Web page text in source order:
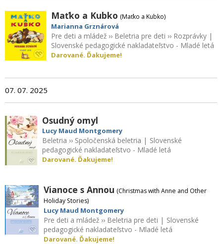
Maťko a Kubko (Maťko a Kubko)
Marianna Grznárová
Pre deti a mládež›› Beletria pre deti ›› Rozprávky|
Slovenské pedagogické nakladateľstvo - Mladé letá
Darované. Ďakujeme!
07. 07. 2025
Osudný omyl
Lucy Maud Montgomery
Beletria ›› Spoločenská beletria | Slovenské
pedagogické nakladateľstvo - Mladé letá
Darované. Ďakujeme!
Vianoce s Annou (Christmas with Anne and Other
Holiday Stories)
Lucy Maud Montgomery
Pre deti a mládež ›› Beletria pre deti | Slovenské
pedagogické nakladateľstvo - Mladé letá
Darované. Ďakujeme!